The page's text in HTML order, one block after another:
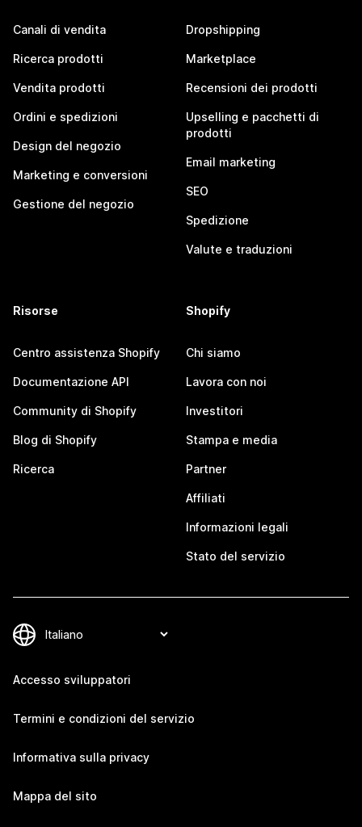
Canali di vendita
Ricerca prodotti
Vendita prodotti
Ordini e spedizioni
Design del negozio
Marketing e conversioni
Gestione del negozio
Dropshipping
Marketplace
Recensioni dei prodotti
Upselling e pacchetti di
prodotti
Email marketing
SEO
Spedizione
Valute e traduzioni
Risorse
Centro assistenza Shopify
Documentazione API
Community di Shopify
Blog di Shopify
Ricerca
Shopify
Chi siamo
Lavora con noi
Investitori
Stampa e media
Partner
Affiliati
Informazioni legali
Stato del servizio
Accesso sviluppatori
Termini e condizioni del servizio
Informativa sulla privacy
Mappa del sito